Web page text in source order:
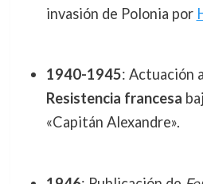
invasión de Polonia por
1940-1945: Actuación
Resistencia francesa
«Capitán Alexandre».